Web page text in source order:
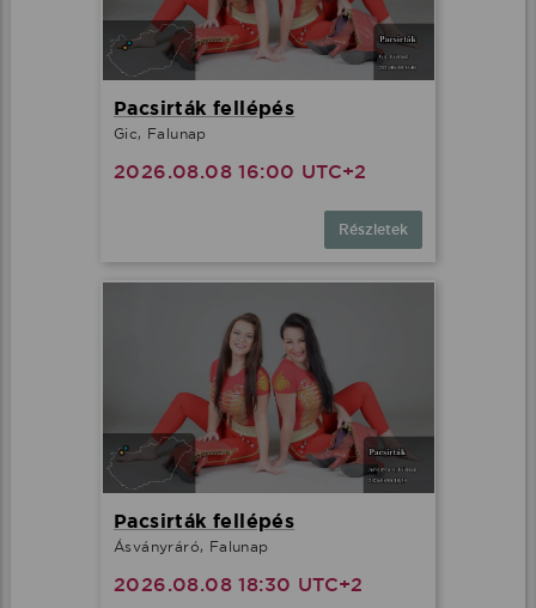
Pacsirták fellépés
Gic, Falunap
2026.08.08 16:00 UTC+2
Részletek
Pacsirták fellépés
Ásványráró, Falunap
2026.08.08 18:30 UTC+2